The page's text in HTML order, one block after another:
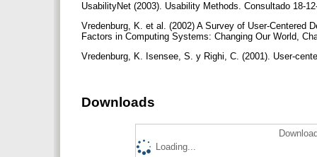
UsabilityNet (2003). Usability Methods. Consultado 18-
Vredenburg, K. et al. (2002) A Survey of User-Centered
Factors in Computing Systems: Changing Our World,
Vredenburg, K. Isensee, S. y Righi, C. (2001). User-
Downloads
Loading...